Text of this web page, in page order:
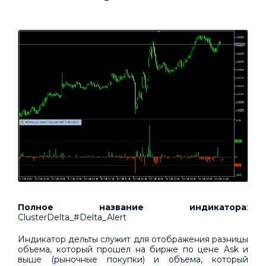
Полное название индикатора:
ClusterDelta_#Delta_Alert
Индикатор дельты служит для отображения разницы
объема, который прошел на бирже по цене Ask и
выше (рыночные покупки) и объема, который